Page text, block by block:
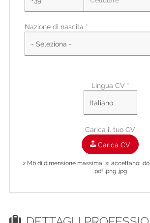
Nazione di nascita *
Lingua CV *
Carica il tuo CV
Carica CV
2 Mb di dimensione massima, si accettano:
.pdf .png .jpg